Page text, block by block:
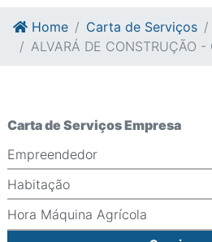
Home Carta de Serviços
ALVARÁ DE CONSTRUÇÃO -
Carta de Serviços Empresa
Empreendedor
Habitação
Hora Máquina Agrícola